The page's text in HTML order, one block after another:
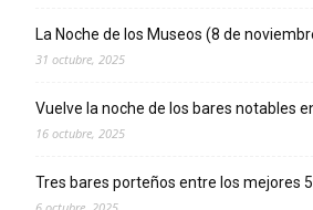
La Noche de los Museos (8 de
31 octubre, 2025
Vuelve la noche de los bares notables
16 octubre, 2025
Tres bares porteños entre los mejores